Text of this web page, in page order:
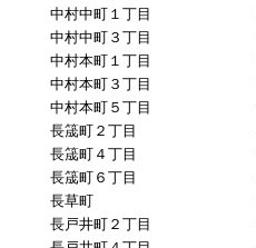
中村中町１丁目
中村中町３丁目
中村本町１丁目
中村本町３丁目
中村本町５丁目
長筬町２丁目
長筬町４丁目
長筬町６丁目
長草町
長戸井町２丁目